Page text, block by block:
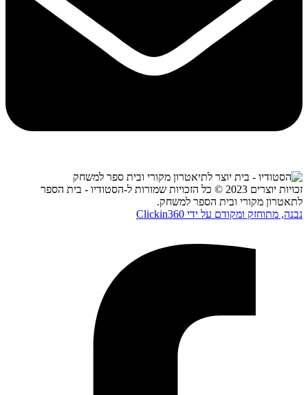
זכויות יוצרים 2023 © כל הזכויות שמורות ל-הסטודיו - בית הספר
לתאטרון מקורי ובית הספר למשחק.
נבנה, מתוחזק ומקודם על ידי Clickin360